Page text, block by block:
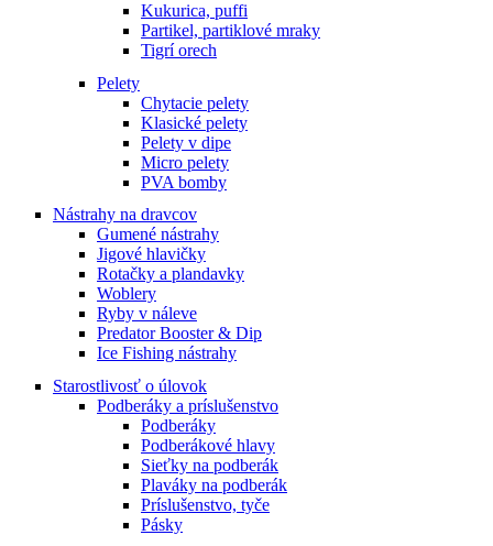
Kukurica, puffi
Partikel, partiklové mraky
Tigrí orech
Pelety
Chytacie pelety
Klasické pelety
Pelety v dipe
Micro pelety
PVA bomby
Nástrahy na dravcov
Gumené nástrahy
Jigové hlavičky
Rotačky a plandavky
Woblery
Ryby v náleve
Predator Booster & Dip
Ice Fishing nástrahy
Starostlivosť o úlovok
Podberáky a príslušenstvo
Podberáky
Podberákové hlavy
Sieťky na podberák
Plaváky na podberák
Príslušenstvo, tyče
Pásky